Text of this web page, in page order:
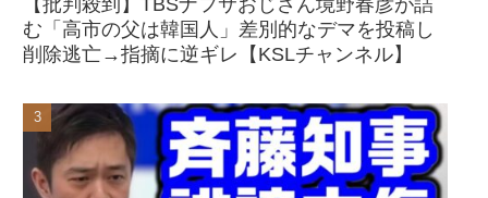
【批判殺到】TBSナフサおじさん境野春彦が詰
む「高市の父は韓国人」差別的なデマを投稿し
削除逃亡→指摘に逆ギレ【KSLチャンネル】